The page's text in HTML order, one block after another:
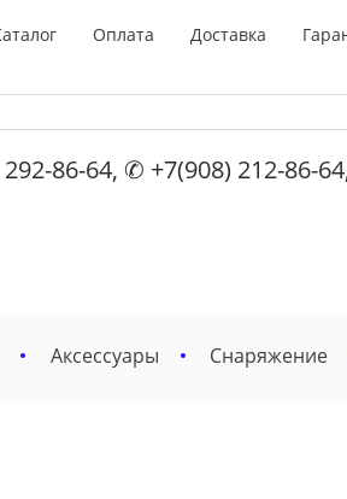
Оплата Доставка
86-64, ✆ +7(908) 212-86-
Аксессуары Снаряжение